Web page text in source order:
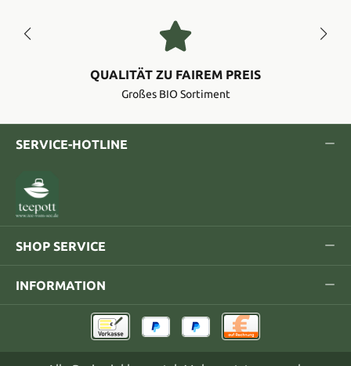
QUALITÄT ZU FAIREM PREIS
Großes BIO Sortiment
SERVICE-HOTLINE
SHOP SERVICE
INFORMATION